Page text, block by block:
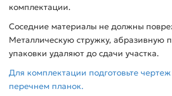
комплектации.
Соседние материалы не должны
Металлическую стружку, абразивную
упаковки удаляют до сдачи участка.
Для комплектации подготовьте
перечнем планок.